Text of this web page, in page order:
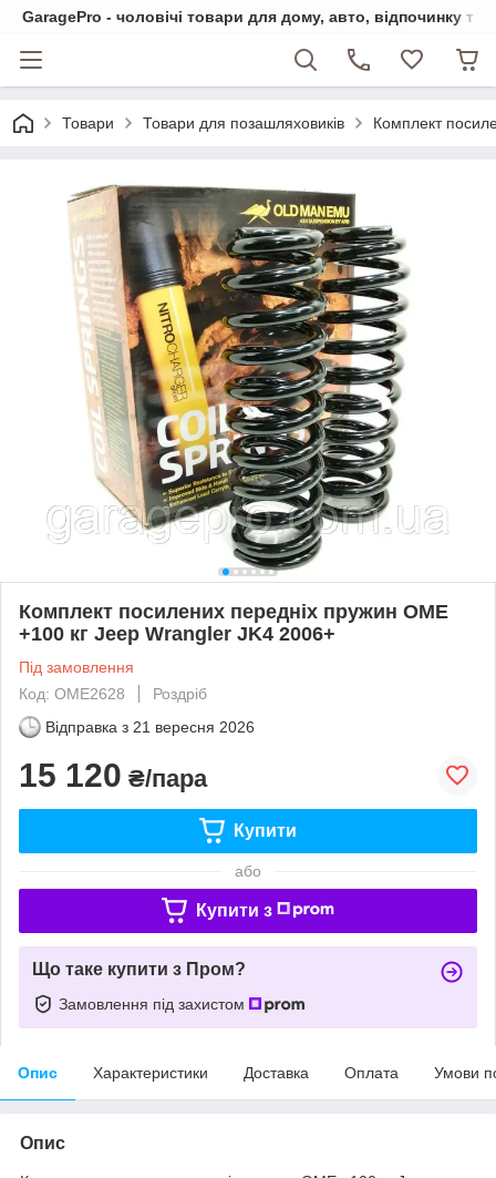
GaragePro - чоловічі товари для дому, авто, відпочинку та
Товари Товари для позашляховиків Комплект
Комплект посилених передніх пружин OME
+100 кг Jeep Wrangler JK4 2006+
Під замовлення
Код: OME2628
Роздріб
Відправка з 21 вересня 2026
15 120 ₴/пара
Купити
або
Купити з
Що таке купити з Пром?
Замовлення під захистом
Опис Характеристики Доставка Оплата Умови
Опис